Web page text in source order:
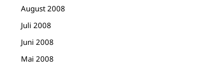
August 2008
Juli 2008
Juni 2008
Mai 2008